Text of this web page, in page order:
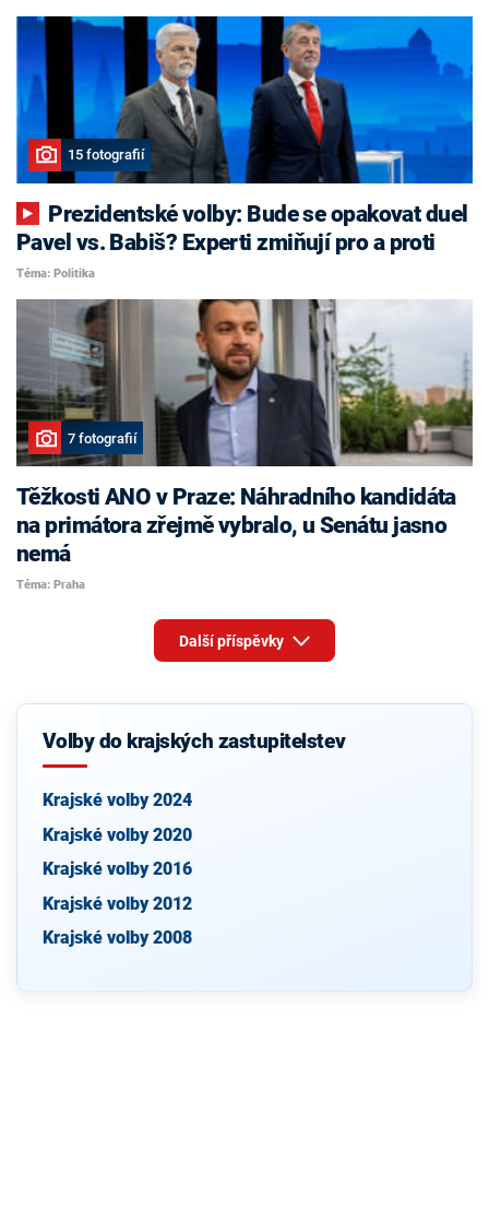
15 fotografií
Pavel vs. Babiš? Experti zmiňují pro a proti
Téma: Politika
7 fotografií
Těžkosti ANO v Praze: Náhradního kandidáta
na primátora zřejmě vybralo, u Senátu jasno
nemá
Téma: Praha
Další příspěvky
Volby do krajských zastupitelstev
Krajské volby 2024
Krajské volby 2020
Krajské volby 2016
Krajské volby 2012
Krajské volby 2008